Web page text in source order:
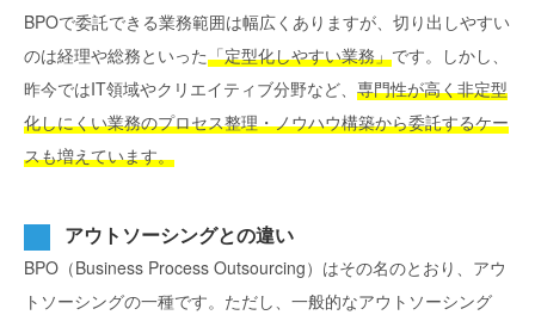
BPOで委託できる業務範囲は幅広くありますが、切り出しやすい
のは経理や総務といった「定型化しやすい業務」です。しかし、
昨今ではIT領域やクリエイティブ分野など、 専門性が高く非定型
化しにくい業務のプロセス整理・ノウハウ構築から委託するケー
スも増えています。
アウトソーシングとの違い
BPO（Business Process Outsourcing）はその名のとおり、アウ
トソーシングの一種です。ただし、一般的なアウトソーシング